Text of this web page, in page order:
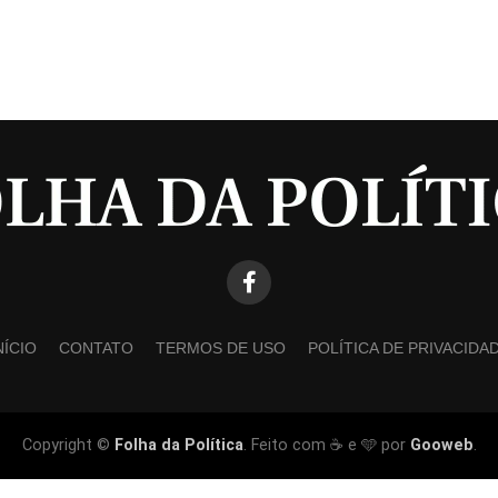
CONTATO TERMOS DE USO POLÍTICA DE
Copyright © Folha da Política. Feito com ☕ e 🩵 por Gooweb.